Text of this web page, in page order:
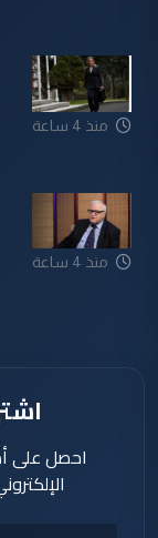
منذ 4 ساعة
منذ 4 ساعة
احصل على